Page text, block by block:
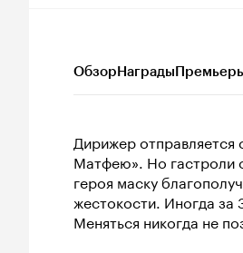
ОбзорНаграды
Дирижер
Матфею». Но гастроли
героя маску
жестокости. Иногда
Меняться никогда не